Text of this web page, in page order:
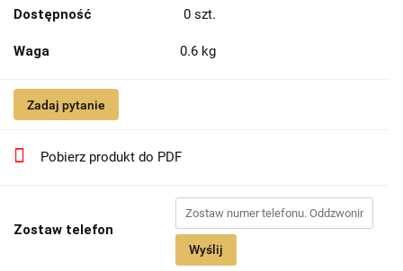
Dostępność 0 szt.
Waga 0.6 kg
Zadaj pytanie
Pobierz produkt do PDF
Zostaw telefon
Wyślij